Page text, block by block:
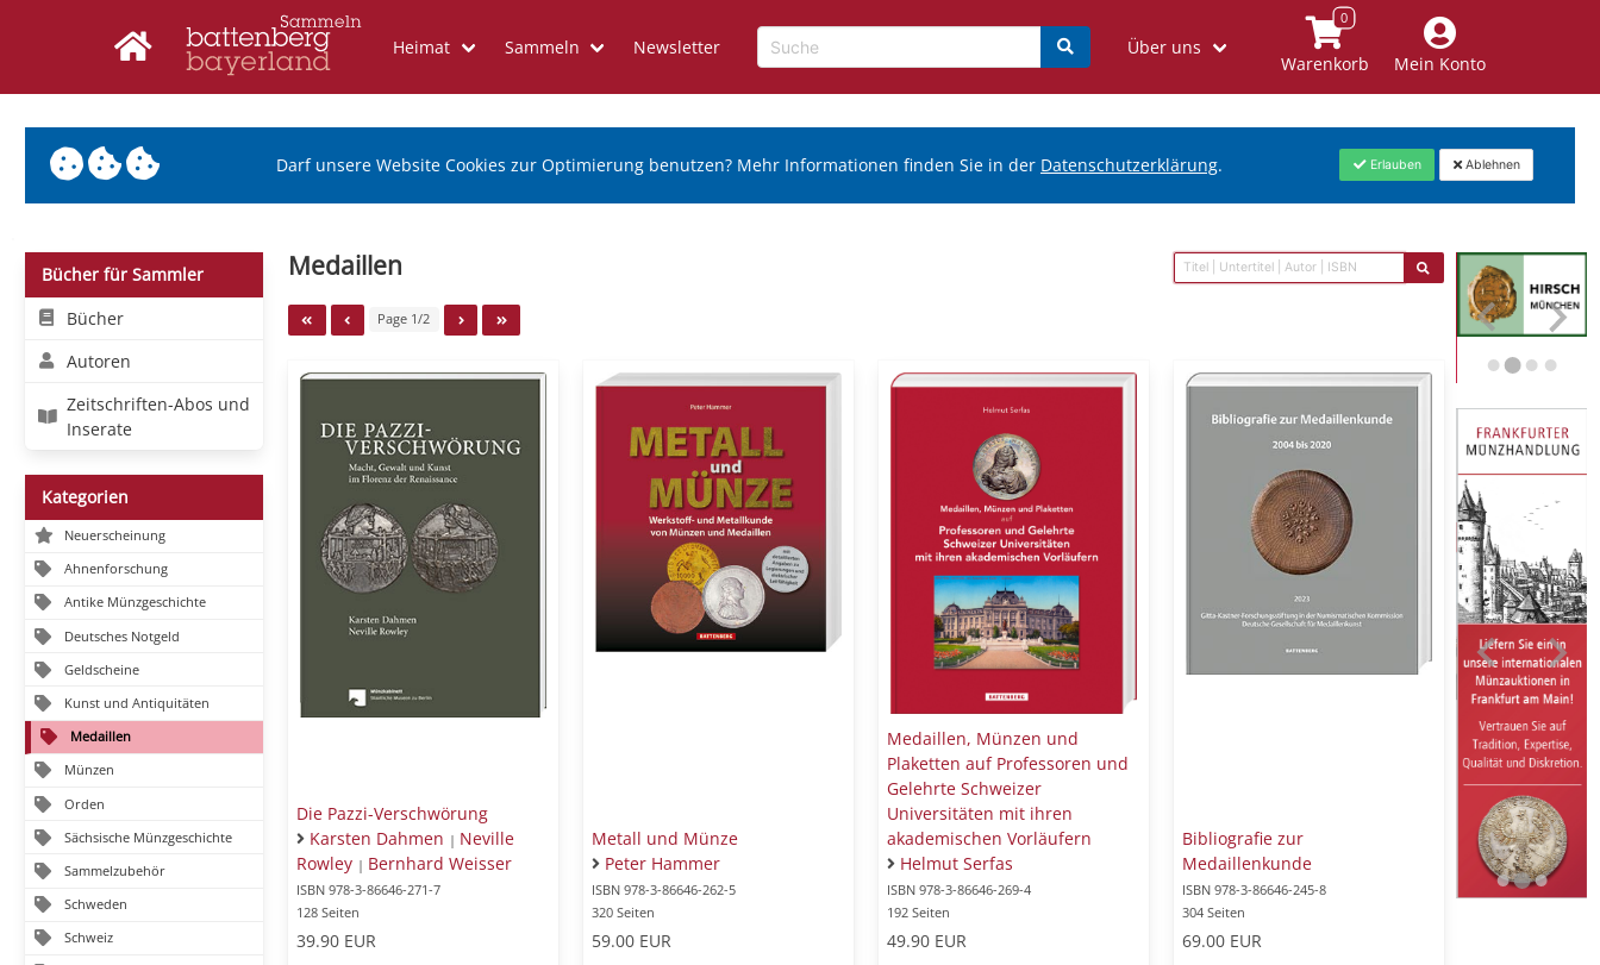
Heimat Sammeln Newsletter Über uns
Warenkorb Mein Konto
Darf unsere Website Cookies zur Optimierung benutzen? Mehr Informationen finden Sie in der Datenschutzerklärung. Erlauben Ablehnen
Bücher für Sammler
Bücher
Autoren
Zeitschriften-Abos und
Inserate
Kategorien
Neuerscheinung
Ahnenforschung
Antike Münzgeschichte
Deutsches Notgeld
Geldscheine
Kunst und Antiquitäten
Medaillen
Münzen
Orden
Sächsische Münzgeschichte
Sammelzubehör
Schweden
Schweiz
Medaillen
Page 1/2
Die Pazzi-Verschwörung
Karsten Dahmen | Neville
Rowley | Bernhard Weisser
ISBN 978-3-86646-271-7
128 Seiten
39.90 EUR
Metall und Münze
Peter Hammer
ISBN 978-3-86646-262-5
320 Seiten
59.00 EUR
Medaillen, Münzen und
Plaketten auf Professoren und
Gelehrte Schweizer
Universitäten mit ihren
akademischen Vorläufern
Helmut Serfas
ISBN 978-3-86646-269-4
192 Seiten
49.90 EUR
Bibliografie zur
Medaillenkunde
ISBN 978-3-86646-245-8
304 Seiten
69.00 EUR